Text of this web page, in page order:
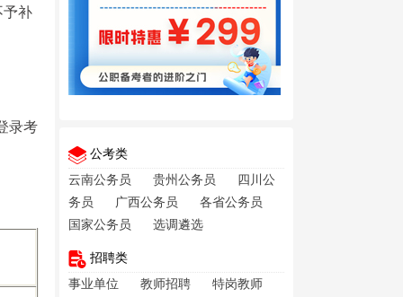
予补
录考
公考类
云南公务员
贵州公务员
四川公
务员
广西公务员
各省公务员
国家公务员
选调遴选
招聘类
事业单位
教师招聘
特岗教师